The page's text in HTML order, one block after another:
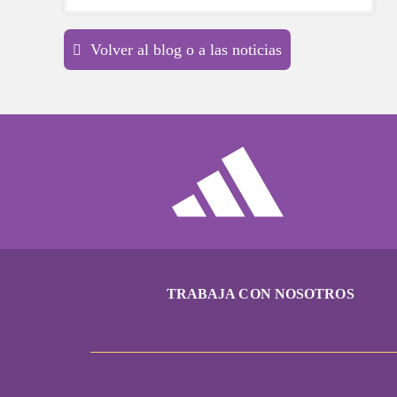
sonriendo y recordando con cariño una
gran lección que te enseñó tu mentor.
Volver al blog o a las noticias
TRABAJA CON NOSOTROS